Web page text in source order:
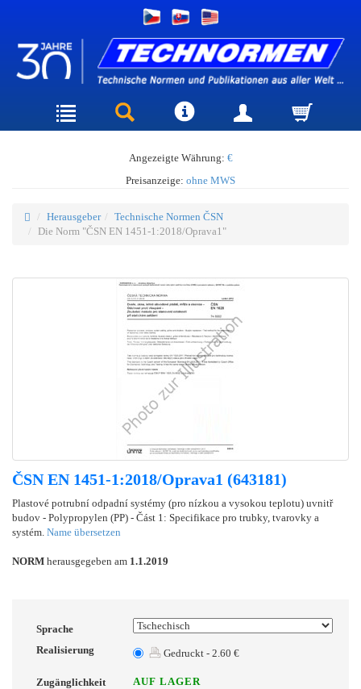
Angezeigte Währung: €
Preisanzeige: ohne MWS
Herausgeber
Technische Normen ČSN
Die Norm "ČSN EN 1451-1:2018/Oprava1"
ČSN EN 1451-1:2018/Oprava1 (643181)
Plastové potrubní odpadní systémy (pro nízkou a vysokou teplotu) uvnitř
budov - Polypropylen (PP) - Část 1: Specifikace pro trubky, tvarovky a
systém. Name übersetzen
NORM herausgegeben am 1.1.2019
Sprache
Realisierung
Gedruckt - 2.60 €
Zugänglichkeit AUF LAGER